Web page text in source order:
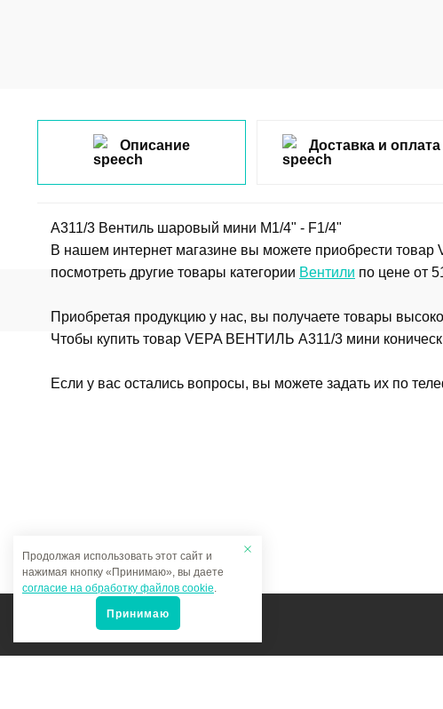
Описание
A311/3 Вентиль шаровый мини М1/4" - F1/4"
В нашем интернет магазине вы можете приобрести
посмотреть другие товары категории Вентили по цене от
Приобретая продукцию у нас, вы получаете товары
Чтобы купить товар VEPA ВЕНТИЛЬ A311/3 мини
Если у вас остались вопросы, вы можете задать их по
Доставка и оплата
Продолжая использовать этот сайт и
нажимая кнопку «Принимаю», вы даете
согласие на обработку файлов cookie.
Принимаю